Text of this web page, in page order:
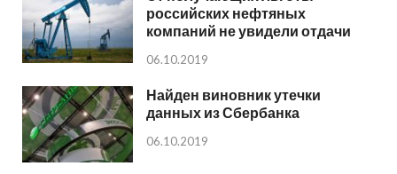
российских нефтяных
компаний не увидели отдачи
06.10.2019
Найден виновник утечки
данных из Сбербанка
06.10.2019